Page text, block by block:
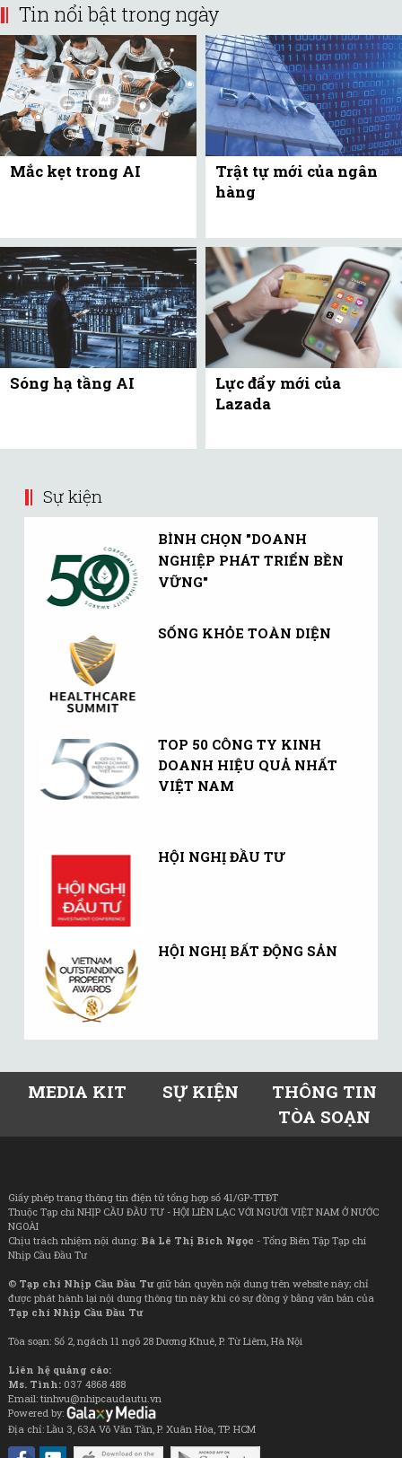
Tin nổi bật trong ngày
Mắc kẹt trong AI
Trật tự mới của ngân
hàng
Sóng hạ tầng AI
Lực đẩy mới của
Lazada
Sự kiện
BÌNH CHỌN "DOANH
NGHIỆP PHÁT TRIỂN BỀN
VỮNG"
SỐNG KHỎE TOÀN DIỆN
TOP 50 CÔNG TY KINH
DOANH HIỆU QUẢ NHẤT
VIỆT NAM
HỘI NGHỊ ĐẦU TƯ
HỘI NGHỊ BẤT ĐỘNG SẢN
MEDIA KIT SỰ KIỆN
THÔNG TIN
TÒA SOẠN
Giấy phép trang thông tin điện tử tổng hợp số 41/GP-TTĐT
Thuộc Tạp chí NHỊP CẦU ĐẦU TƯ - HỘI LIÊN LẠC VỚI NGƯỜI VIỆT NAM Ở NƯỚC
NGOÀI
Chịu trách nhiệm nội dung: Bà Lê Thị Bích Ngọc - Tổng Biên Tập Tạp chí
Nhịp Cầu Đầu Tư
© Tạp chí Nhịp Cầu Đầu Tưgiữ bản quyền nội dung trên website này; chỉ
được phát hành lại nội dung thông tin này khi có sự đồng ý bằng văn bản của
Tạp chí Nhịp Cầu Đầu Tư
Tòa soạn: Số 2, ngách 11 ngõ 28 Dương Khuê, P. Từ Liêm, Hà Nội
Liên hệ quảng cáo:
Ms. Tình: 037 4868 488
Email: tinhvu@nhipcaudautu.vn
Powered by:
Địa chỉ: Lầu 3, 63A Võ Văn Tần, P. Xuân Hòa, TP. HCM